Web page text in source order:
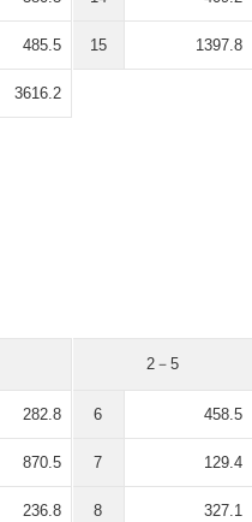
485.5
3616.2
15 1397.8
282.8
870.5
236.8
2－5
6 458.5
7 129.4
8 327.1